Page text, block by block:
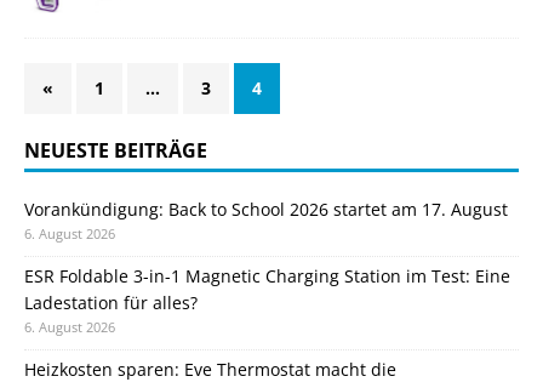
« 1 … 3 4
NEUESTE BEITRÄGE
Vorankündigung: Back to School 2026 startet am 17. August
6. August 2026
ESR Foldable 3-in-1 Magnetic Charging Station im Test: Eine
Ladestation für alles?
6. August 2026
Heizkosten sparen: Eve Thermostat macht die